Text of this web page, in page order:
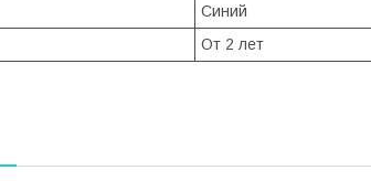
Синий
От 2 лет